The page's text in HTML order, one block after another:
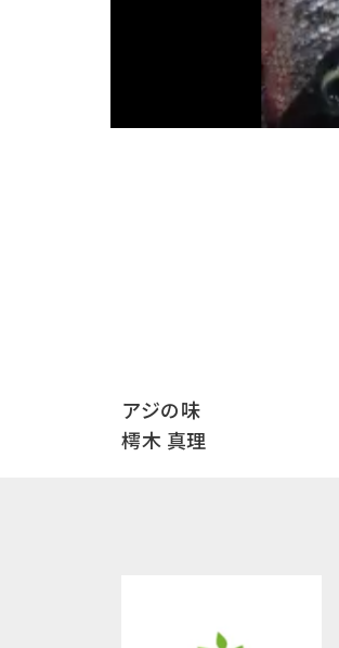
アジの味
樗木 真理